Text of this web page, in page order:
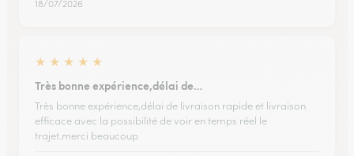
18/07/2026
★ ★ ★ ★ ★
Très bonne expérience,délai de…
Très bonne expérience,délai de livraison rapide et livraison
efficace avec la possibilité de voir en temps réel le
trajet.merci beaucoup